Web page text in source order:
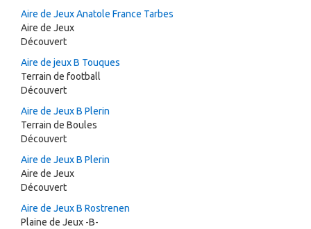
Aire de Jeux Anatole France Tarbes
Aire de Jeux
Découvert
Aire de jeux B Touques
Terrain de football
Découvert
Aire de Jeux B Plerin
Terrain de Boules
Découvert
Aire de Jeux B Plerin
Aire de Jeux
Découvert
Aire de Jeux B Rostrenen
Plaine de Jeux -B-